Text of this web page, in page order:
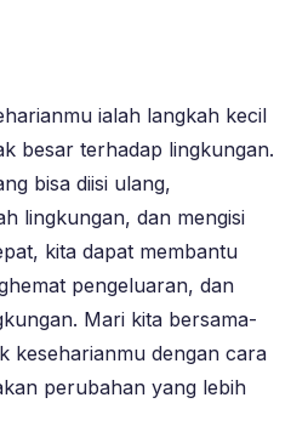
ialah langkah kecil
besar terhadap lingkungan.
bisa diisi ulang,
lingkungan, dan mengisi
kita dapat membantu
pengeluaran, dan
Mari kita bersama-
keseharianmu dengan cara
perubahan yang lebih